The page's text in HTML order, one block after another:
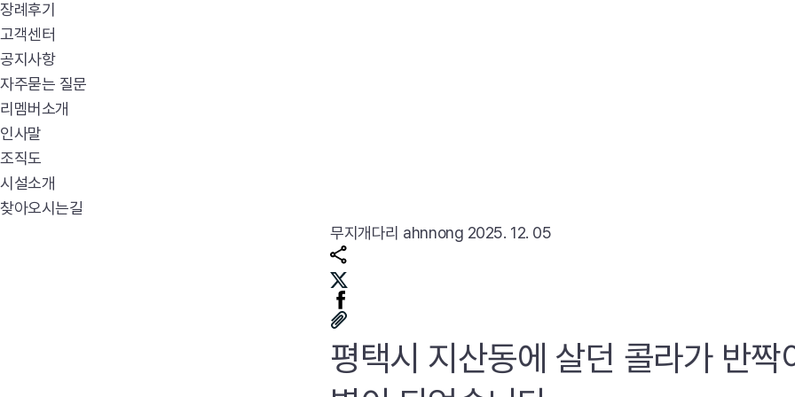
장례후기
고객센터
공지사항
자주묻는 질문
리멤버소개
인사말
조직도
시설소개
찾아오시는길
무지개다리 ahnnong 2025. 12. 05
평택시 지산동에 살던 콜라가 반짝